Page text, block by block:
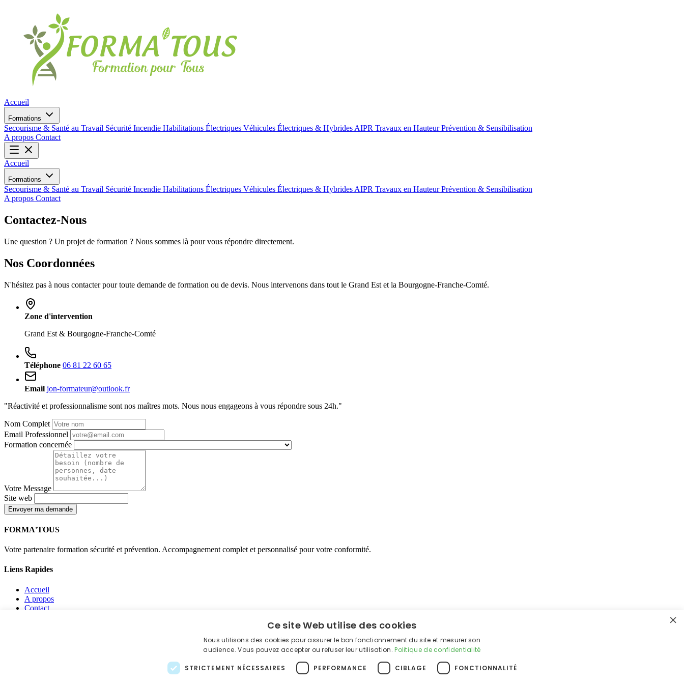
Accueil
Formations
Secourisme & Santé au Travail Sécurité Incendie Habilitations Électriques Véhicules Électriques & Hybrides AIPR Travaux en HauteurPrévention & Sensibilisation
A propos Contact
Accueil
Formations
Secourisme & Santé au Travail Sécurité Incendie Habilitations Électriques Véhicules Électriques & Hybrides AIPR Travaux en HauteurPrévention & Sensibilisation
A propos Contact
Contactez-Nous
Une question ? Un projet de formation ? Nous sommes là pour vous répondre directement.
Nos Coordonnées
N'hésitez pas à nous contacter pour toute demande de formation ou de devis. Nous intervenons dans tout le Grand Est et la Bourgogne-Franche-Comté.
Zone d'intervention
Grand Est & Bourgogne-Franche-Comté
Téléphone 06 81 22 60 65
Email jon-formateur@outlook.fr
"Réactivité et professionnalisme sont nos maîtres mots. Nous nous engageons à vous répondre sous 24h."
Nom Complet
Email Professionnel
Formation concernée
Votre Message
Site web
Envoyer ma demande
FORMA'TOUS
Votre partenaire formation sécurité et prévention. Accompagnement complet et personnalisé pour votre conformité.
Liens Rapides
Accueil
A propos
Contact
×
Ce site Web utilise des cookies
Nous utilisons des cookies pour assurer le bon fonctionnement du site et mesurer son
audience. Vous pouvez accepter ou refuser leur utilisation.Politique de confidentialité
STRICTEMENT NÉCESSAIRES PERFORMANCE CIBLAGE FONCTIONNALITÉ